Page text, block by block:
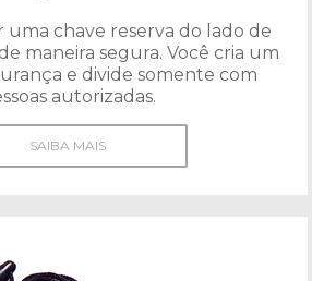
chave reserva do lado de
maneira segura. Você cria um
e divide somente com
autorizadas.
SAIBA MAIS